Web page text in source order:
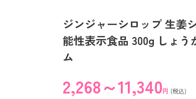
ジンジャーシロップ 生姜
能性表示食品 300g しょ
ム
2,268～11,340円 (税込)